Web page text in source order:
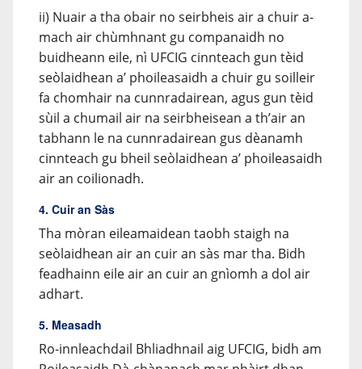
ii) Nuair a tha obair no seirbheis air a chuir a-
mach air chùmhnant gu companaidh no
buidheann eile, nì UFCIG cinnteach gun tèid
seòlaidhean a’ phoileasaidh a chuir gu soilleir
fa chomhair na cunnradairean, agus gun tèid
sùil a chumail air na seirbheisean a th’air an
tabhann le na cunnradairean gus dèanamh
cinnteach gu bheil seòlaidhean a’ phoileasaidh
air an coilionadh.
4. Cuir an Sàs
Tha mòran eileamaidean taobh staigh na
seòlaidhean air an cuir an sàs mar tha. Bidh
feadhainn eile air an cuir an gnìomh a dol air
adhart.
5. Measadh
Ro-innleachdail Bhliadhnail aig UFCIG, bidh am